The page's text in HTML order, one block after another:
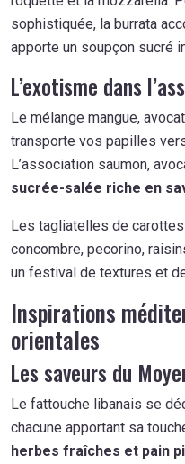
sophistiquée, la burrata
apporte un soupçon sucré
L’exotisme dans
Le mélange mangue,
transporte vos papilles
L’association saumon,
sucrée-salée riche en
Les tagliatelles de
concombre, pecorino,
un festival de textures et
Inspirations
orientales
Les saveurs du
Le fattouche libanais se
chacune apportant sa
herbes fraîches et pain